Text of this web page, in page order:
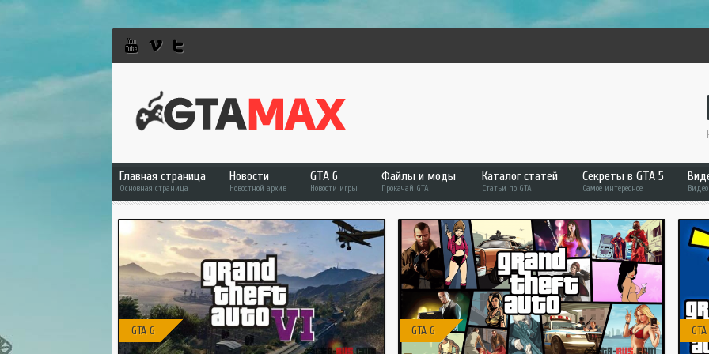
Главная страница
Основная страница
Новости
Новостной архив
GTA 6
GTA 5
GTA Online
RDR 2
GTA 6
Новости игры
Файлы и моды
Прокачай GTA
Файлы и моды
GTA 6
GTA 5
GTA 4
GTA San Andreas
GTA Vice City
Каталог статей
Статьи по GTA
Статьи по GTA
GTA 6
GTA 5
GTA Online
GTA San Andreas
GTA SAMP
Секреты в GTA 5
Самое интересное
GTA 6 GTA 6